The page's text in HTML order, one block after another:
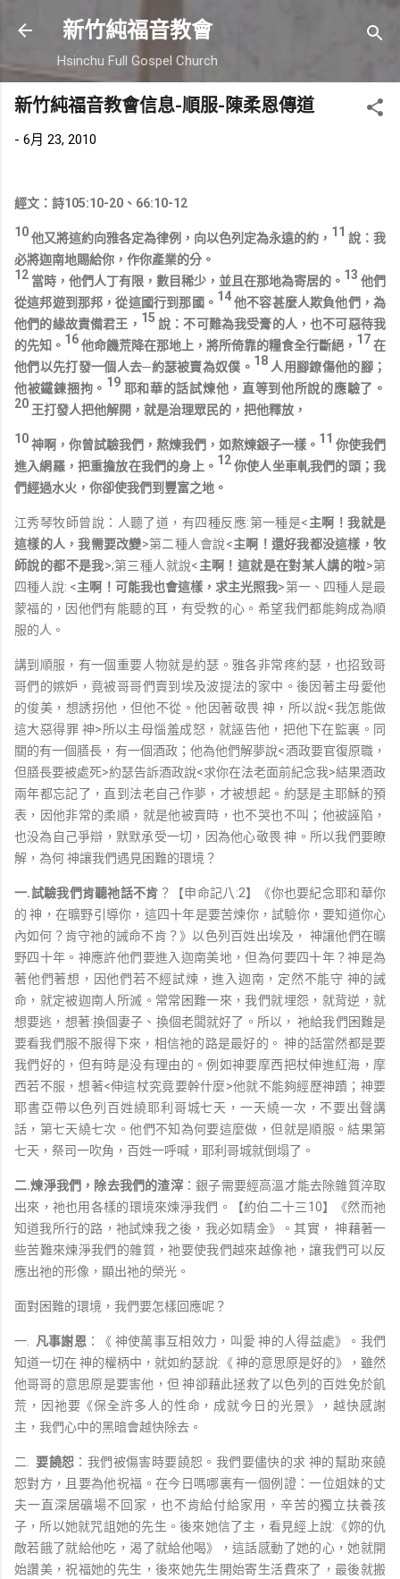
跳到主要內容
新竹純福音教會
Hsinchu Full Gospel Church
新竹純福音教會信息-順服-陳柔恩傳道
- 6月 23, 2010
經文：詩105:10-20、66:10-12
10他又將這約向雅各定為律例，向以色列定為永遠的約， 11 說：我
必將迦南地賜給你，作你產業的分。
12 當時，他們人丁有限，數目稀少，並且在那地為寄居的。 13 他們
從這邦遊到那邦，從這國行到那國。 14他不容甚麼人欺負他們，為
他們的緣故責備君王， 15 說：不可難為我受膏的人，也不可惡待我
的先知。 16他命饑荒降在那地上，將所倚靠的糧食全行斷絕， 17在
他們以先打發一個人去─約瑟被賣為奴僕。 18 人用腳鐐傷他的腳；
他被鐵鍊捆拘。 19耶和華的話試煉他，直等到他所說的應驗了。
20 王打發人把他解開，就是治理眾民的，把他釋放，
10神啊，你曾試驗我們，熬煉我們，如熬煉銀子一樣。 11 你使我們
進入網羅，把重擔放在我們的身上。 12你使人坐車軋我們的頭；我
們經過水火，你卻使我們到豐富之地。
江秀琴牧師曾說：人聽了道，有四種反應:第一種是<主啊！我就是
這樣的人，我需要改變>第二種人會說<主啊！還好我都没這樣，牧
師說的都不是我>;第三種人就說<主啊！這就是在對某人講的啦>第
四種人說: <主啊！可能我也會這樣，求主光照我>第一、四種人是最
蒙福的，因他們有能聽的耳，有受教的心。希望我們都能夠成為順
服的人。
講到順服，有一個重要人物就是約瑟。雅各非常疼約瑟，也招致哥
哥們的嫉妒，竟被哥哥們賣到埃及波提法的家中。後因著主母愛他
的俊美，想誘拐他，但他不從。他因著敬畏 神，所以說<我怎能做
這大惡得罪 神>所以主母惱羞成怒，就誣告他，把他下在監裏。同
關的有一個膳長，有一個酒政；他為他們解夢說<酒政要官復原職，
但膳長要被處死>約瑟告訴酒政說<求你在法老面前紀念我>結果酒政
兩年都忘記了，直到法老自己作夢，才被想起。約瑟是主耶穌的預
表，因他非常的柔順，就是他被賣時，也不哭也不叫；他被誣陷，
也没為自己爭辯，默默承受一切，因為他心敬畏 神。所以我們要瞭
解，為何 神讓我們遇見困難的環境？
一.試驗我們肯聽祂話不肯 ？【申命記八:2】《你也要紀念耶和華你
的 神，在曠野引導你，這四十年是要苦煉你，試驗你，要知道你心
內如何？肯守祂的誡命不肯？》以色列百姓出埃及， 神讓他們在曠
野四十年。神應許他們要進入迦南美地，但為何要四十年？神是為
著他們著想，因他們若不經試煉，進入迦南，定然不能守 神的誡
命，就定被迦南人所滅。常常困難一來，我們就埋怨，就背逆，就
想要逃，想著:換個妻子、換個老闆就好了。所以， 祂給我們困難是
要看我們服不服得下來，相信祂的路是最好的。 神的話當然都是要
我們好的，但有時是没有理由的。例如神要摩西把杖伸進紅海，摩
西若不服，想著<伸這杖究竟要幹什麼>他就不能夠經歷神蹟；神要
耶書亞帶以色列百姓繞耶利哥城七天，一天繞一次，不要出聲講
話，第七天繞七次。他們不知為何要這麼做，但就是順服。結果第
七天，祭司一吹角，百姓一呼喊，耶利哥城就倒塌了。
二.煉淨我們，除去我們的渣滓：銀子需要經高溫才能去除雜質淬取
出來，祂也用各樣的環境來煉淨我們。【約伯二十三10】《然而祂
知道我所行的路，祂試煉我之後，我必如精金》。其實， 神藉著一
些苦難來煉淨我們的雜質，祂要使我們越來越像祂，讓我們可以反
應出祂的形像，顯出祂的榮光。
面對困難的環境，我們要怎樣回應呢？
一. 凡事謝恩 ：《 神使萬事互相效力，叫愛 神的人得益處》。我們
知道一切在 神的權柄中，就如約瑟說:《 神的意思原是好的》，雖然
他哥哥的意思原是要害他，但 神卻藉此拯救了以色列的百姓免於飢
荒，因祂要《保全許多人的性命，成就今日的光景》，越快感謝
主，我們心中的黑暗會越快除去。
二.要饒恕 ：我們被傷害時要饒恕。我們要儘快的求 神的幫助來饒
恕對方，且要為他祝福。在今日嗎哪裏有一個例證：一位姐妹的丈
夫一直深居礦場不回家，也不肯給付給家用，辛苦的獨立扶養孩
子，所以她就咒詛她的先生。後來她信了主，看見經上說:《妳的仇
敵若餓了就給他吃，渴了就給他喝》，這話感動了她的心，她就開
始讚美，祝福她的先生，後來她先生開始寄生活費來了，最後就搬